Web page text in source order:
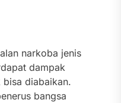
narkoba jenis
dampak
diabaikan.
bangsa